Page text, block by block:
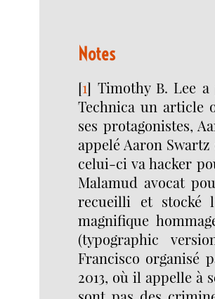
Notes
[1] Timothy B. Lee
Technica un article
ses protagonistes,
appelé Aaron
celui-ci va hacker
Malamud avocat
recueilli et stocké
magnifique
(typographic
Francisco organisé
2013, où il appelle à